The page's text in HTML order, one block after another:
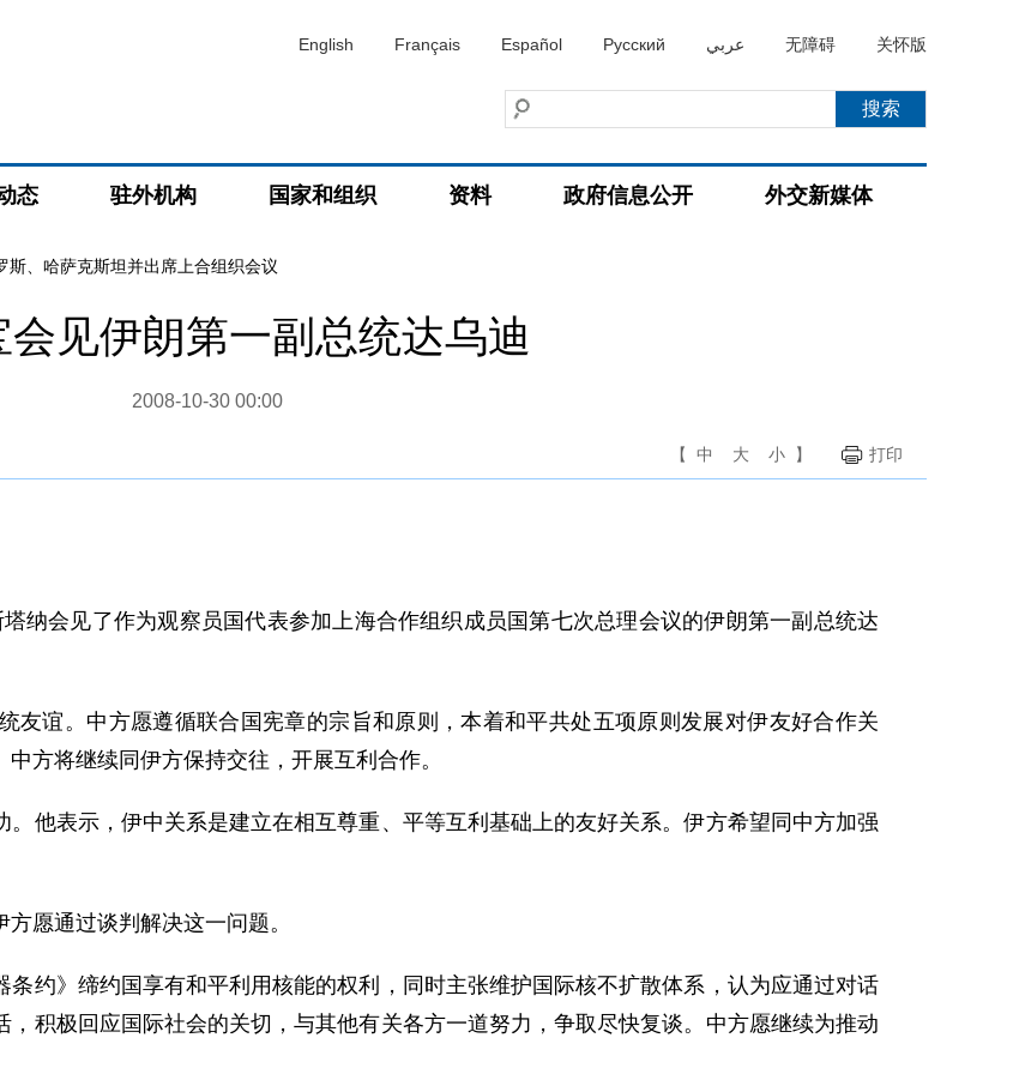
English Français Español Русский عربي 无障碍 关怀版
态 驻外机构 国家和组织 资料 政府信息公开 外交新媒体
斯、哈萨克斯坦并出席上合组织会议
会见伊朗第一副总统达乌迪
2008-10-30 00:00
【 中 大 小 】 打印
会见了作为观察员国代表参加上海合作组织成员国第七次总理会议的伊朗第一副总统达
谊。中方愿遵循联合国宪章的宗旨和原则，本着和平共处五项原则发展对伊友好合作关
方将继续同伊方保持交往，开展互利合作。
表示，伊中关系是建立在相互尊重、平等互利基础上的友好关系。伊方希望同中方加强
愿通过谈判解决这一问题。
》缔约国享有和平利用核能的权利，同时主张维护国际核不扩散体系，认为应通过对话
积极回应国际社会的关切，与其他有关各方一道努力，争取尽快复谈。中方愿继续为推动